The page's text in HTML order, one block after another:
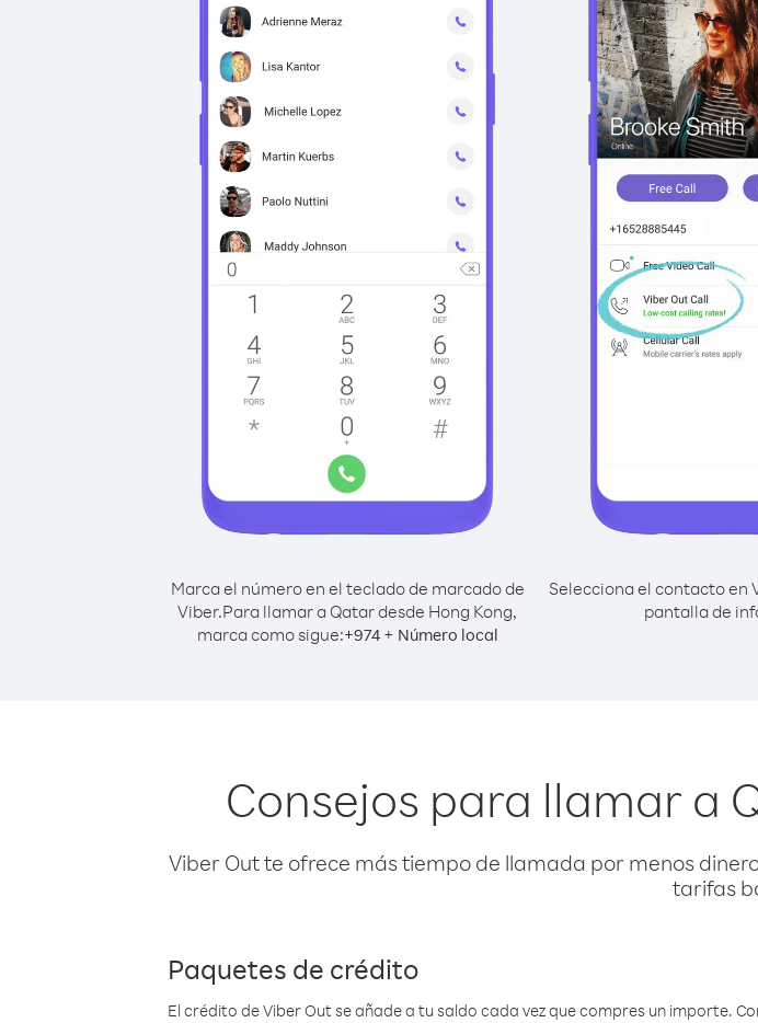
Marca el número en el teclado de marcado de
Viber.Para llamar a Qatar desde Hong Kong,
marca como sigue:+974+ Número local
Selecciona el contacto en
pantalla de
Consejos para llamar a
Viber Out te ofrece más tiempo de llamada por menos
tarifas
Paquetes de crédito
El crédito de Viber Out se añade a tu saldo cada vez que compres un importe.